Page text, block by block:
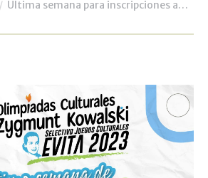
Última semana para inscripciones a…